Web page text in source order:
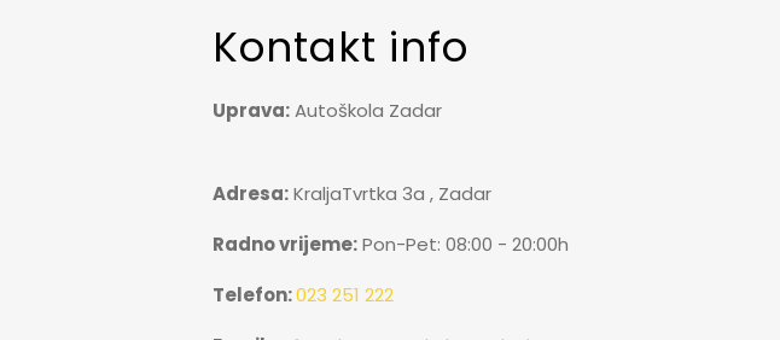
Kontakt info
Uprava:Autoškola Zadar
Adresa:KraljaTvrtka 3a , Zadar
Radno vrijeme:Pon-Pet: 08:00 - 20:00h
Telefon:023 251 222